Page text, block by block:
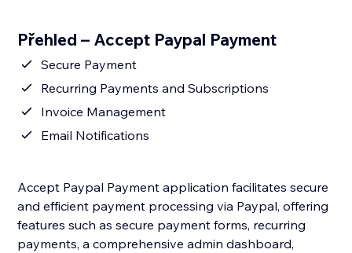
Přehled – Accept Paypal Payment
Secure Payment
Recurring Payments and Subscriptions
Invoice Management
Email Notifications
Accept Paypal Payment application facilitates secure
and efficient payment processing via Paypal, offering
features such as secure payment forms, recurring
payments, a comprehensive admin dashboard,